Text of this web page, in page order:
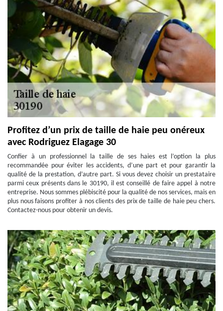
Profitez d’un prix de taille de haie peu onéreux
avec Rodriguez Elagage 30
Confier à un professionnel la taille de ses haies est l’option la plus
recommandée pour éviter les accidents, d’une part et pour garantir la
qualité de la prestation, d’autre part. Si vous devez choisir un prestataire
parmi ceux présents dans le 30190, il est conseillé de faire appel à notre
entreprise. Nous sommes plébiscité pour la qualité de nos services, mais en
plus nous faisons profiter à nos clients des prix de taille de haie peu chers.
Contactez-nous pour obtenir un devis.